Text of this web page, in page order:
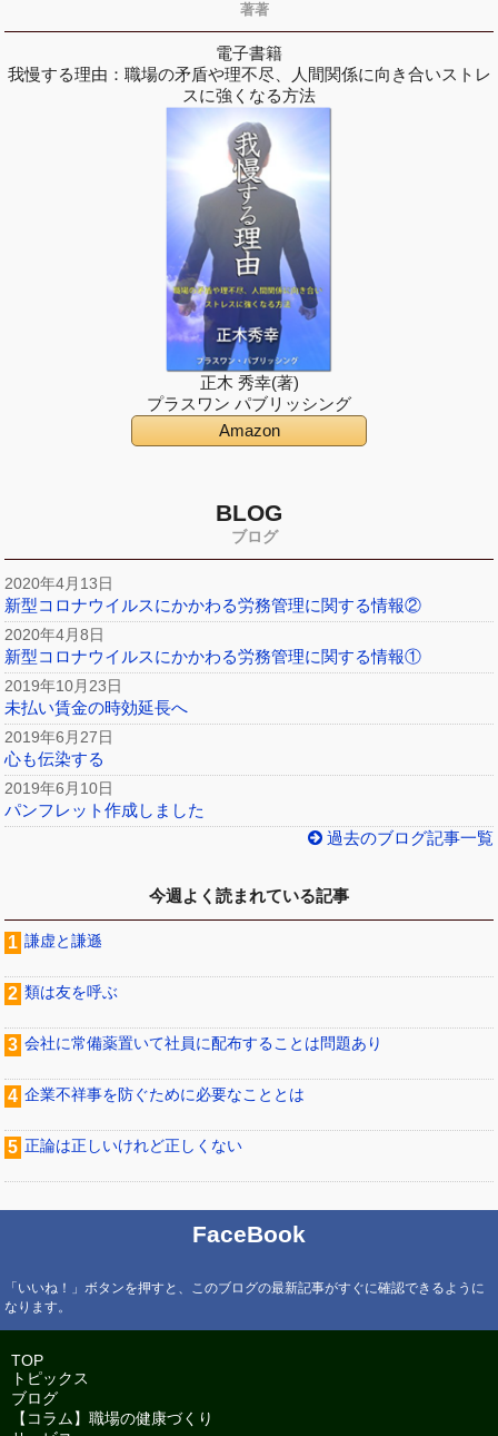
著著
電子書籍
我慢する理由：職場の矛盾や理不尽、人間関係に向き合いストレ
スに強くなる方法
正木 秀幸(著)
プラスワン パブリッシング
Amazon
BLOG
ブログ
2020年4月13日
新型コロナウイルスにかかわる労務管理に関する情報②
2020年4月8日
新型コロナウイルスにかかわる労務管理に関する情報①
2019年10月23日
未払い賃金の時効延長へ
2019年6月27日
心も伝染する
2019年6月10日
パンフレット作成しました
過去のブログ記事一覧
今週よく読まれている記事
謙虚と謙遜
類は友を呼ぶ
会社に常備薬置いて社員に配布することは問題あり
企業不祥事を防ぐために必要なこととは
正論は正しいけれど正しくない
FaceBook
「いいね！」ボタンを押すと、このブログの最新記事がすぐに確認できるように
なります。
TOP
トピックス
ブログ
【コラム】職場の健康づくり